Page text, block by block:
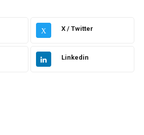
Elektrik Elektronik
Tatil
X X / Twitter
Linkedin